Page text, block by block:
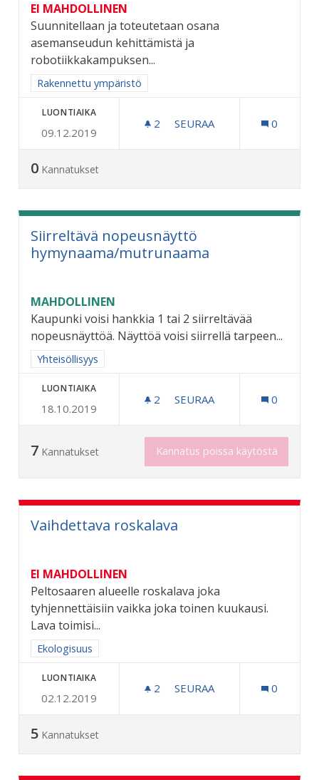
EI MAHDOLLINEN
Suunnitellaan ja toteutetaan osana
asemanseudun kehittämistä ja
robotiikkakampuksen...
Rajaa tulokset aihepiirin mukaan: Rakennettu ympäristö
Rakennettu ympäristö
LUONTIAIKA
09.12.2019
2 2 SEURAAJAA
SEURAA 0
0 Kannatukset
Siirreltävä nopeusnäyttö
hymynaama/mutrunaama
MAHDOLLINEN
Kaupunki voisi hankkia 1 tai 2 siirreltävää
nopeusnäyttöä. Näyttöä voisi siirrellä tarpeen...
Rajaa tulokset aihepiirin mukaan: Yhteisöllisyys
Yhteisöllisyys
LUONTIAIKA
18.10.2019
2 2 SEURAAJAA
SEURAA 0
7 Kannatukset Kannatus poissa käytöstä
Vaihdettava roskalava
EI MAHDOLLINEN
Peltosaaren alueelle roskalava joka
tyhjennettäisiin vaikka joka toinen kuukausi.
Lava toimisi...
Rajaa tulokset aihepiirin mukaan: Ekologisuus
Ekologisuus
LUONTIAIKA
02.12.2019
2 2 SEURAAJAA
SEURAA 0
5 Kannatukset